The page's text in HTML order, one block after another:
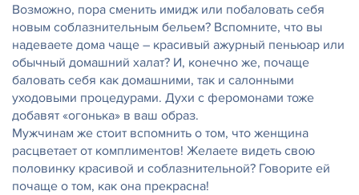
Возможно, пора сменить имидж или побаловать себя
новым соблазнительным бельем? Вспомните, что вы
надеваете дома чаще – красивый ажурный пеньюар или
обычный домашний халат? И, конечно же, почаще
баловать себя как домашними, так и салонными
уходовыми процедурами. Духи с феромонами тоже
добавят «огонька» в ваш образ.
Мужчинам же стоит вспомнить о том, что женщина
расцветает от комплиментов! Желаете видеть свою
половинку красивой и соблазнительной? Говорите ей
почаще о том, как она прекрасна!